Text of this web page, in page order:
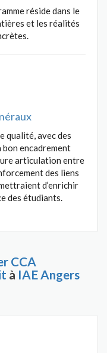
réside dans le
et les réalités
qualité, avec des
encadrement
articulation entre
des liens
d’enrichir
des étudiants.
CCA
à IAE Angers